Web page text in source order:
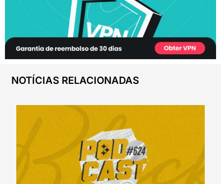
NOTÍCIAS RELACIONADAS